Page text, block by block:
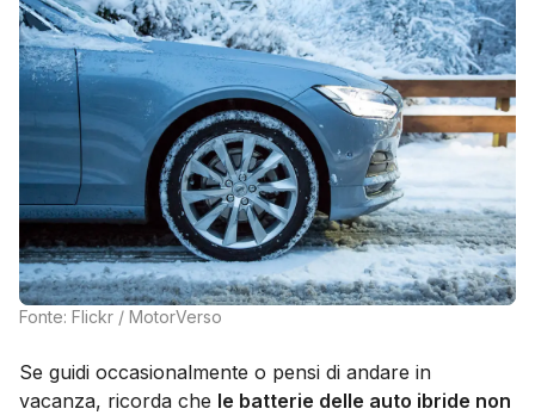
Fonte: Flickr / MotorVerso
Se guidi occasionalmente o pensi di andare in
vacanza, ricorda che le batterie delle auto ibride non